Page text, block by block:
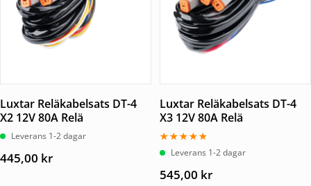
Luxtar Reläkabelsats DT-4
X2 12V 80A Relä
Leverans 1-2 dagar
445,00 kr
Luxtar Reläkabelsats DT-4
X3 12V 80A Relä
Betygsatt
5.00Leverans 1-2 dagar
545,00 kr